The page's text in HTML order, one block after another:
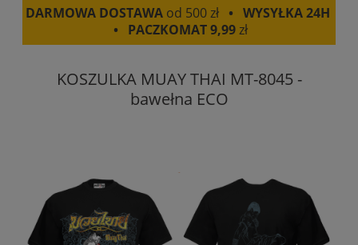
DARMOWA DOSTAWA od 500 zł• WYSYŁKA 24H
• PACZKOMAT9,99zł
KOSZULKA MUAY THAI MT-8045 -
bawełna ECO